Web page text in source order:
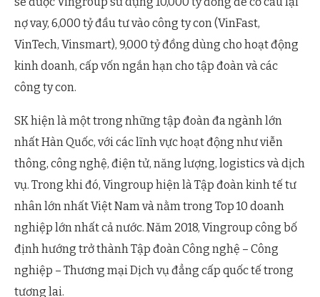
nợ vay, 6,000 tỷ đầu tư vào công ty con (VinFast,
VinTech, Vinsmart), 9,000 tỷ đồng dùng cho hoạt động
kinh doanh, cấp vốn ngắn hạn cho tập đoàn và các
công ty con.
SK hiện là một trong những tập đoàn đa ngành lớn
nhất Hàn Quốc, với các lĩnh vực hoạt động như viễn
thông, công nghệ, điện tử, năng lượng, logistics và dịch
vụ. Trong khi đó, Vingroup hiện là Tập đoàn kinh tế tư
nhân lớn nhất Việt Nam và nằm trong Top 10 doanh
nghiệp lớn nhất cả nước. Năm 2018, Vingroup công bố
định hướng trở thành Tập đoàn Công nghệ – Công
nghiệp – Thương mại Dịch vụ đẳng cấp quốc tế trong
tương lai.